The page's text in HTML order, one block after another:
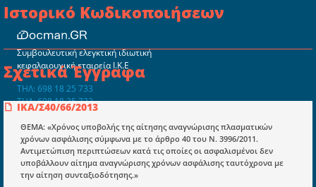
Ιστορικό Κωδικοποιήσεων
Σχετικά Έγγραφα
ΙΚΑ/Σ40/66/2013
ΘΕΜΑ: «Χρόνος υποβολής της αίτησης αναγνώρισης πλασματικών
χρόνων ασφάλισης σύμφωνα με το άρθρο 40 του Ν. 3996/2011.
Αντιμετώπιση περιπτώσεων κατά τις οποίες οι ασφαλισμένοι δεν
υποβάλλουν αίτημα αναγνώρισης χρόνων ασφάλισης ταυτόχρονα με
την αίτηση συνταξιοδότησης.»
Συμβουλευτική ελεγκτική ιδιωτική
κεφαλαιουχική εταιρεία Ι.Κ.Ε
ΤΗΛ: 698 18 25 733
ΤΗΛ: 698 18 25 732
mydocmangr@gmail.com
Docman.gr
Ποιοί είμαστε;